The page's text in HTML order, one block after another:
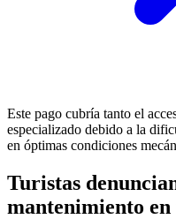
Este pago cubría tanto el
especializado debido a la
en óptimas condiciones
Turistas
mantenimiento